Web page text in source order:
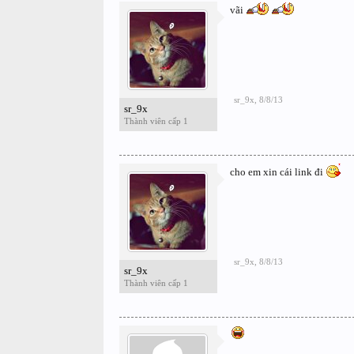
sr_9x
Thành viên cấp 1
vãi
sr_9x 8/8/13
sr_9x
Thành viên cấp 1
cho em xin cái link đi
sr_9x 8/8/13